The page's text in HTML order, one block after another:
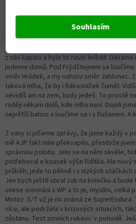
Souhlasím
ten razí směr Praha a my jdeme hledat
z toho udělal celkem bojovku, ani raději
jeli, ale zastavili jsme přímo před jeho
doufejme, že i Míša, protože tu pak čekala
z nás kapalo a bylo to navíc hnědé.
jedeme domů. Pod Frýdštejnem se
směr Hrádek, a my nahoru směr Jablonec.
taková mlha, že by i Rákosníček čuměl.
nevidíš ani na zem, kudy jedeš. To prostě
raději někam dolů, kde mlha není. Dojeli
největší bahno a loučíme se i s Dušanem. A
Z vany si píšeme zprávy, že jsme každý v
mě AJP fakt mile překvapilo, přestože
správnou polohu. Jelo se na něm skvěle,
potřeboval o kousek výše řídítka. Ale nový
průběh, jede to pěkně i v nízkých otáčkách
Jen bych ještě ubral zub na kolečku a
snese srovnání s WP a to je, myslím, velká
Motoz S/T už je mi známá ze
více, ale podržela v krizových situacích,
zůstanu. Test zimních rukavic v pohodě.